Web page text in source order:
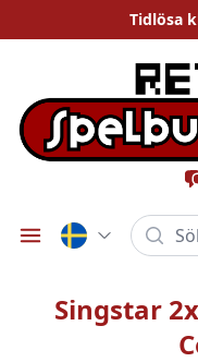
Tidlösa
Öppna meny
Sök
Singstar